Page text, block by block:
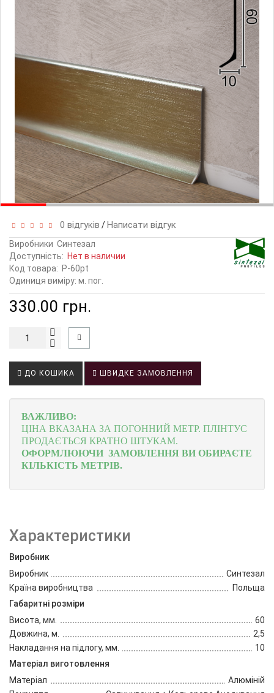
0 відгуків /Написати відгук
Виробники Синтезал
Доступність: Нет в наличии
Код товара: P-60pt
Одиниця виміру: м. пог.
330.00 грн.
ДО КОШИКА ШВИДКЕ ЗАМОВЛЕННЯ
ВАЖЛИВО:
ЦІНА ВКАЗАНА ЗА ПОГОННИЙ МЕТР. ПЛІНТУС
ПРОДАЄТЬСЯ КРАТНО ШТУКАМ.
ОФОРМЛЮЮЧИ ЗАМОВЛЕННЯ ВИ ОБИРАЄТЕ
КІЛЬКІСТЬ МЕТРІВ.
Характеристики
Виробник
Виробник
Синтезал
Країна виробництва
Польща
Габаритні розміри
Висота, мм.
60
Довжина, м.
2,5
Накладання на підлогу, мм.
10
Матеріал виготовлення
Матеріал
Алюміній